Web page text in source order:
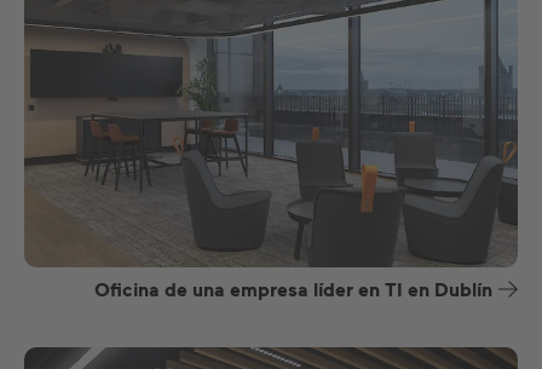
Oficina de una empresa líder en TI en Dublín